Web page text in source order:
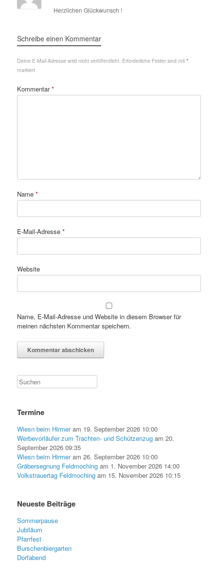
Herzlichen Glückwunsch !
Schreibe einen Kommentar
Deine E-Mail-Adresse wird nicht veröffentlicht. Erforderliche Felder sind mit *
markiert
Kommentar*
Name *
E-Mail-Adresse *
Website
Name, E-Mail-Adresse und Website in diesem Browser für
meinen nächsten Kommentar speichern.
Termine
Wiesn beim Hirmeram 19. September 2026 10:00
Werbevorläufer zum Trachten- und Schützenzug am 20.
September 2026 09:35
Wiesn beim Hirmeram 26. September 2026 10:00
Gräbersegnung Feldmoching am 1. November 2026 14:00
Volkstrauertag Feldmoching am 15. November 2026 10:15
Neueste Beiträge
Sommerpause
Jubiläum
Pfarrfest
Burschenbiergarten
Dorfabend